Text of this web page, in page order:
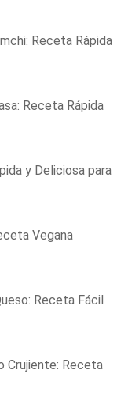
Receta Rápida
Receta Rápida
y Deliciosa para
Vegana
Receta Fácil
Crujiente: Receta